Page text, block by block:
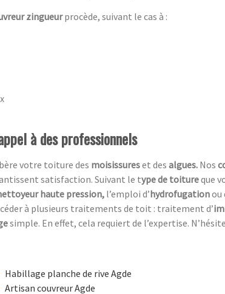
zingueurprocède, suivant le cas à :
à des professionnels
votre toiture des moisissureset des algues. Nos
satisfaction. Suivant le type de toitureque
haute pression,l’emploi d’hydrofugationou
à plusieurs traitements de toit : traitement d’
simple. En effet, cela requiert de l’expertise.
Habillage planche de rive Agde
Artisan couvreur Agde